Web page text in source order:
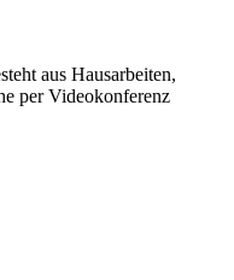
aus Hausarbeiten,
per Videokonferenz